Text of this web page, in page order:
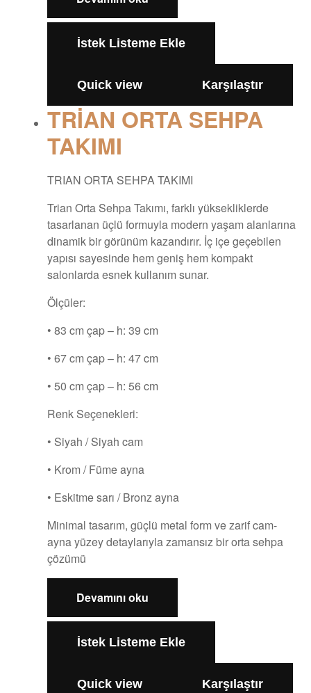
İstek Listeme Ekle
Quick view Karşılaştır
TRİAN ORTA SEHPA
TAKIMI
TRIAN ORTA SEHPA TAKIMI
Trian Orta Sehpa Takımı, farklı yüksekliklerde
tasarlanan üçlü formuyla modern yaşam alanlarına
dinamik bir görünüm kazandırır. İç içe geçebilen
yapısı sayesinde hem geniş hem kompakt
salonlarda esnek kullanım sunar.
Ölçüler:
• 83 cm çap – h: 39 cm
• 67 cm çap – h: 47 cm
• 50 cm çap – h: 56 cm
Renk Seçenekleri:
• Siyah / Siyah cam
• Krom / Füme ayna
• Eskitme sarı / Bronz ayna
Minimal tasarım, güçlü metal form ve zarif cam-
ayna yüzey detaylarıyla zamansız bir orta sehpa
çözümü
Devamını oku
İstek Listeme Ekle
Quick view Karşılaştır